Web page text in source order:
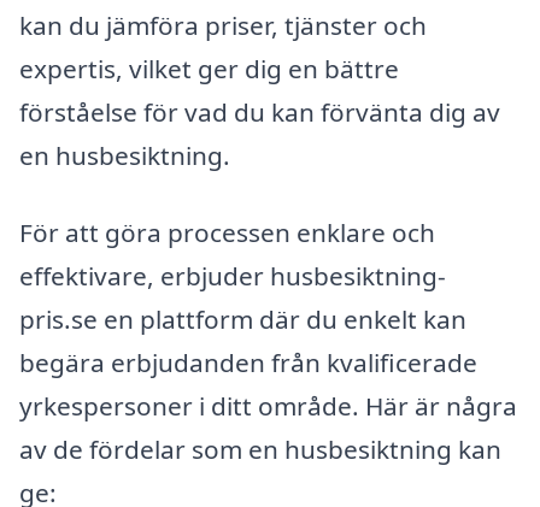
kan du jämföra priser, tjänster och
expertis, vilket ger dig en bättre
förståelse för vad du kan förvänta dig av
en husbesiktning.
För att göra processen enklare och
effektivare, erbjuder husbesiktning-
pris.se en plattform där du enkelt kan
begära erbjudanden från kvalificerade
yrkespersoner i ditt område. Här är några
av de fördelar som en husbesiktning kan
ge: